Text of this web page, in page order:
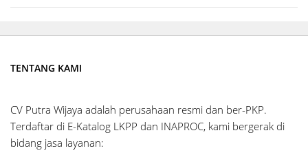
TENTANG KAMI
CV Putra Wijaya adalah perusahaan resmi dan ber-PKP.
Terdaftar di E-Katalog LKPP dan INAPROC, kami bergerak di
bidang jasa layanan: